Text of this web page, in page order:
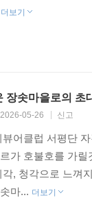
더보기
장솟마을로의 초
2026-05-26 신고
뷰어클럽 서평단
가 호불호를 가
각, 청각으로 느껴
마... 더보기